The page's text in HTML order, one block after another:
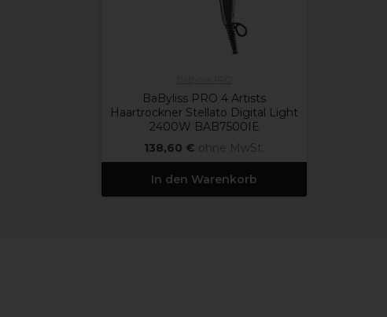
BaByliss PRO 4 Artists
Haartrockner Stellato Digital Light
2400W BAB7500IE
138,60 € ohne MwSt.
In den Warenkorb